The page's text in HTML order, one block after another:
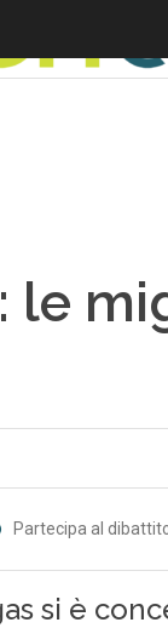
le
Partecipa al
si è